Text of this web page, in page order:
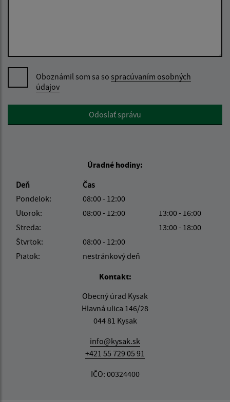
Oboznámil som sa so spracúvaním osobných
údajov
Google reCaptcha ResponseOdoslať správu
Úradné hodiny:
Deň
Čas
Pondelok:
08:00 - 12:00
Utorok:
08:00 - 12:00
13:00 - 16:00
Streda:
13:00 - 18:00
Štvrtok:
08:00 - 12:00
Piatok:
nestránkový deň
Kontakt:
Obecný úrad Kysak
Hlavná ulica 146/28
044 81 Kysak
info@kysak.sk
+421 55 729 05 91
IČO: 00324400